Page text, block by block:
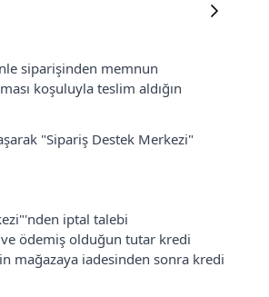
siparişinden memnun
koşuluyla teslim aldığın
"Sipariş Destek Merkezi"
iptal talebi
ödemiş olduğun tutar kredi
mağazaya iadesinden sonra kredi